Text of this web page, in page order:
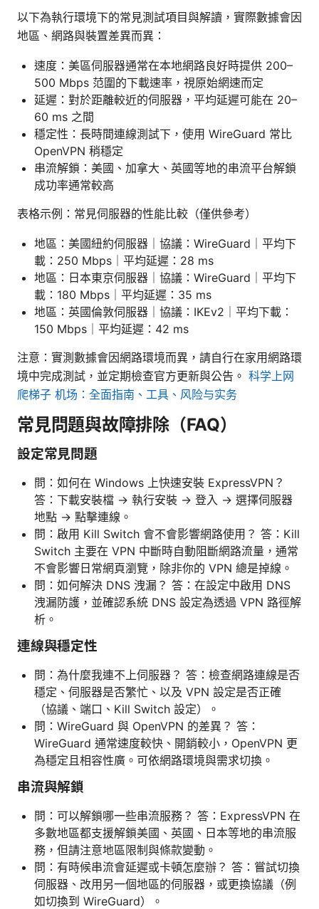
以下為執行環境下的常見測試項目與解讀，實際數據會因
地區、網路與裝置差異而異：
速度：美區伺服器通常在本地網路良好時提供 200–
500 Mbps 范圍的下載速率，視原始網速而定
延遲：對於距離較近的伺服器，平均延遲可能在 20–
60 ms 之間
穩定性：長時間連線測試下，使用 WireGuard 常比
OpenVPN 稍穩定
串流解鎖：美國、加拿大、英國等地的串流平台解鎖
成功率通常較高
表格示例：常見伺服器的性能比較（僅供參考）
地區：美國紐約伺服器｜協議：WireGuard｜平均下
載：250 Mbps｜平均延遲：28 ms
地區：日本東京伺服器｜協議：WireGuard｜平均下
載：180 Mbps｜平均延遲：35 ms
地區：英國倫敦伺服器｜協議：IKEv2｜平均下載：
150 Mbps｜平均延遲：42 ms
注意：實測數據會因網路環境而異，請自行在家用網路環
境中完成測試，並定期檢查官方更新與公告。 科学上网
爬梯子 机场：全面指南、工具、风险与实务
常見問題與故障排除（FAQ）
設定常見問題
問：如何在 Windows 上快速安裝 ExpressVPN？
答：下載安裝檔 → 執行安裝 → 登入 → 選擇伺服器
地點 → 點擊連線。
問：啟用 Kill Switch 會不會影響網路使用？ 答：Kill
Switch 主要在 VPN 中斷時自動阻斷網路流量，通常
不會影響日常網頁瀏覽，除非你的 VPN 總是掉線。
問：如何解決 DNS 洩漏？ 答：在設定中啟用 DNS
洩漏防護，並確認系統 DNS 設定為透過 VPN 路徑解
析。
連線與穩定性
問：為什麼我連不上伺服器？ 答：檢查網路連線是否
穩定、伺服器是否繁忙、以及 VPN 設定是否正確
（協議、端口、Kill Switch 設定）。
問：WireGuard 與 OpenVPN 的差異？ 答：
WireGuard 通常速度較快、開銷較小，OpenVPN 更
為穩定且相容性廣。可依網路環境與需求切換。
串流與解鎖
問：可以解鎖哪一些串流服務？ 答：ExpressVPN 在
多數地區都支援解鎖美國、英國、日本等地的串流服
務，但請注意地區限制與條款變動。
問：有時候串流會延遲或卡頓怎麼辦？ 答：嘗試切換
伺服器、改用另一個地區的伺服器，或更換協議（例
如切換到 WireGuard）。